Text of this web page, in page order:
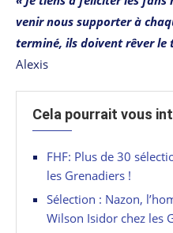
venir nous supporter à
terminé, ils doivent rêver le
Alexis
Cela pourrait vous
FHF: Plus de 30
les Grenadiers !
Sélection : Nazon,
Wilson Isidor chez les